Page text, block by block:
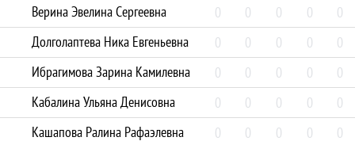
Верина Эвелина Сергеевна 0 0 0 0
0
Долголаптева Ника Евгеньевна
0 0 0 0
0
Ибрагимова Зарина Камилевна
0 0 0 0
0
Кабалина Ульяна Денисовна
0 0 0 0
0
Кашапова Ралина Рафаэлевна
0 0 0 0
0